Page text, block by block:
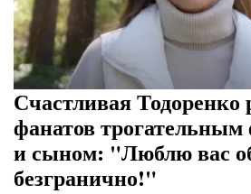
Счастливая Тодоренко
фанатов
и сыном: "Люблю вас
безгранично!"